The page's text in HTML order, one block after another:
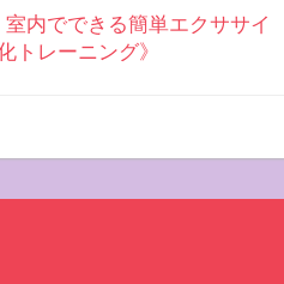
室内でできる簡単エクササイ
トレーニング》